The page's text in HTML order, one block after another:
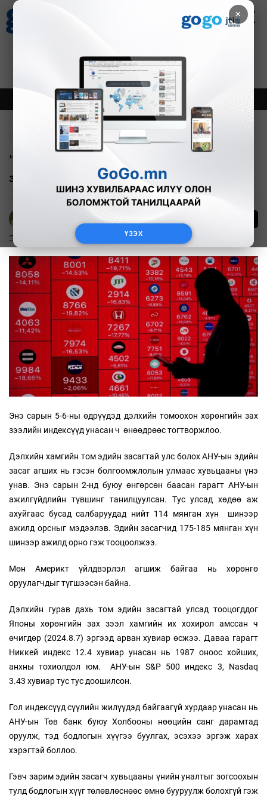
×
ҮЗЭХ
Зурхай
8.08
Онцлох Шинэ
“Их шуурганы” дараа хөрөнгийн зах
зээлүүд тогтворжив
Б.Эрдэнэчимэг
Эдийн засаг 2024-08-07
Энэ сарын 5-6-ны өдрүүдэд дэлхийн томоохон хөрөнгийн зах
зээлийн индексүүд унасан ч өнөөдрөөс тогтворжлоо.
Дэлхийн хамгийн том эдийн засагтай улс болох АНУ-ын эдийн
засаг агших нь гэсэн болгоомжлолын улмаас хувьцааны үнэ
унав. Энэ сарын 2-нд буюу өнгөрсөн баасан гарагт АНУ-ын
ажилгүйдлийн түвшинг танилцуулсан. Тус улсад хөдөө аж
ахуйгаас бусад салбаруудад нийт 114 мянган хүн шинээр
ажилд орсныг мэдээлэв. Эдийн засагчид 175-185 мянган хүн
шинээр ажилд орно гэж тооцоолжээ.
Мөн Америкт үйлдвэрлэл агшиж байгаа нь хөрөнгө
оруулагчдыг түгшээсэн байна.
Дэлхийн гурав дахь том эдийн засагтай улсад тооцогддог
Японы хөрөнгийн зах зээл хамгийн их хохирол амссан ч
өчигдөр (2024.8.7) эргээд арван хувиар өсжээ. Даваа гарагт
Никкей индекс 12.4 хувиар унасан нь 1987 оноос хойших,
анхны тохиолдол юм. АНУ-ын S&P 500 индекс 3, Nasdaq
3.43 хувиар тус тус доошилсон.
Гол индексүүд сүүлийн жилүүдэд байгаагүй хурдаар унасан нь
АНУ-ын Төв банк буюу Холбооны нөөцийн санг дарамтад
оруулж, тэд бодлогын хүүгээ буулгах, эсэхээ эргэж харах
хэрэгтэй боллоо.
Гэвч зарим эдийн засагч хувьцааны үнийн уналтыг зогсоохын
тулд бодлогын хүүг төлөвлөснөөс өмнө бууруулж болохгүй гэж